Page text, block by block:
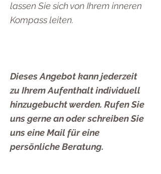
lassen Sie sich von Ihrem inneren
Kompass leiten.
Dieses Angebotkann jederzeit
zu Ihrem Aufenthalt individuell
hinzugebucht werden. Rufen Sie
uns gerne an oder schreiben Sie
uns eine Mail für eine
persönliche Beratung.